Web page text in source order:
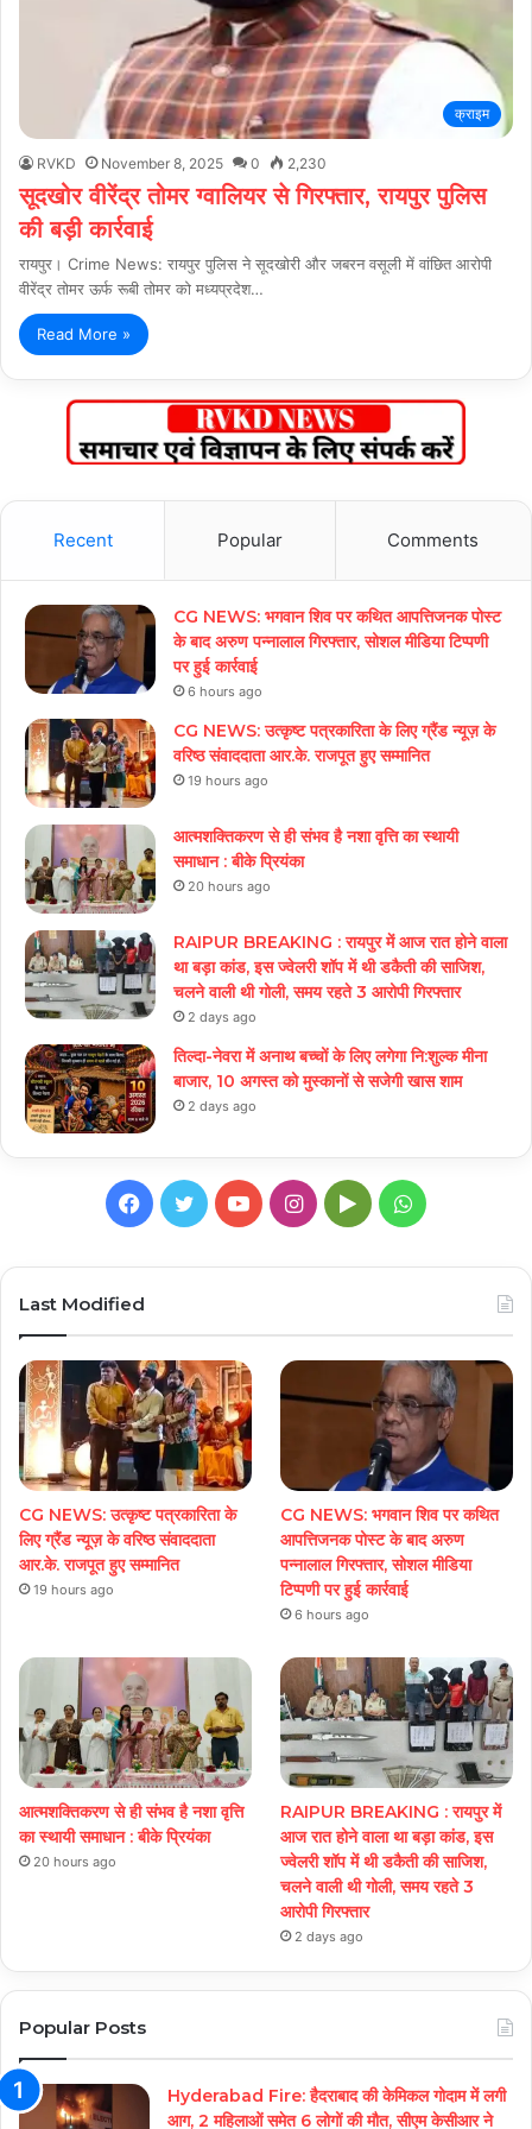
क्राइम
RVKD November 8, 2025 0 2,230
सूदखोर वीरेंद्र तोमर ग्वालियर से गिरफ्तार, रायपुर पुलिस
की बड़ी कार्रवाई
रायपुर। Crime News: रायपुर पुलिस ने सूदखोरी और जबरन वसूली में वांछित आरोपी
वीरेंद्र तोमर ऊर्फ रूबी तोमर को मध्यप्रदेश…
Read More »
Recent Popular Comments
CG NEWS: भगवान शिव पर कथित आपत्तिजनक पोस्ट
के बाद अरुण पन्नालाल गिरफ्तार, सोशल मीडिया टिप्पणी
पर हुई कार्रवाई
6 hours ago
CG NEWS: उत्कृष्ट पत्रकारिता के लिए ग्रैंड न्यूज़ के
वरिष्ठ संवाददाता आर.के. राजपूत हुए सम्मानित
19 hours ago
आत्मशक्तिकरण से ही संभव है नशा वृत्ति का स्थायी
समाधान : बीके प्रियंका
20 hours ago
RAIPUR BREAKING : रायपुर में आज रात होने वाला
था बड़ा कांड, इस ज्वेलरी शॉप में थी डकैती की साजिश,
चलने वाली थी गोली, समय रहते 3 आरोपी गिरफ्तार
2 days ago
तिल्दा-नेवरा में अनाथ बच्चों के लिए लगेगा नि:शुल्क मीना
बाजार, 10 अगस्त को मुस्कानों से सजेगी खास शाम
2 days ago
Facebook
TwitterYouTubeInstagram
GoogleWhatsApp
Last Modified
CG NEWS: उत्कृष्ट पत्रकारिता के
लिए ग्रैंड न्यूज़ के वरिष्ठ संवाददाता
आर.के. राजपूत हुए सम्मानित
19 hours ago
CG NEWS: भगवान शिव पर कथित
आपत्तिजनक पोस्ट के बाद अरुण
पन्नालाल गिरफ्तार, सोशल मीडिया
टिप्पणी पर हुई कार्रवाई
6 hours ago
आत्मशक्तिकरण से ही संभव है नशा वृत्ति
का स्थायी समाधान : बीके प्रियंका
20 hours ago
RAIPUR BREAKING : रायपुर में
आज रात होने वाला था बड़ा कांड, इस
ज्वेलरी शॉप में थी डकैती की साजिश,
चलने वाली थी गोली, समय रहते 3
आरोपी गिरफ्तार
2 days ago
Popular Posts
Hyderabad Fire: हैदराबाद की केमिकल गोदाम में लगी
आग, 2 महिलाओं समेत 6 लोगों की मौत, सीएम केसीआर ने